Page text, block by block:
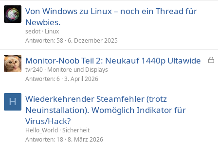
Von Windows zu Linux – noch ein Thread für
Newbies.
sedot Linux
Antworten 58 6. Dezember 2025
p
Monitor-Noob Teil 2: Neukauf 1440p Ultawide
tvr240 Monitore und Displays
Antworten 6 3. April 2026
H
Wiederkehrender Steamfehler (trotz
Neuinstallation). Womöglich Indikator für
Virus/Hack?
Hello_World Sicherheit
Antworten 18 8. März 2026